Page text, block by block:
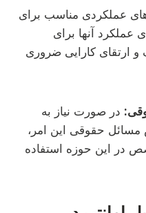
عملکردی مناسب برای
عملکرد آنها برای
و ارتقای کارایی ضروری
در صورت نیاز به
حقوقی این امر،
در این حوزه استفاده